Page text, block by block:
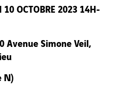
10 OCTOBRE 2023 14H-
Avenue Simone Veil,
N)